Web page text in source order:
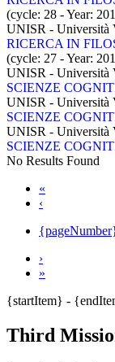
(cycle: 28 - Year:
UNISR - Università
RICERCA IN
(cycle: 27 - Year:
UNISR - Università
SCIENZE
UNISR - Università
SCIENZE
UNISR - Università
SCIENZE
No Results Found
«
‹
›
»
{startItem} -
Third